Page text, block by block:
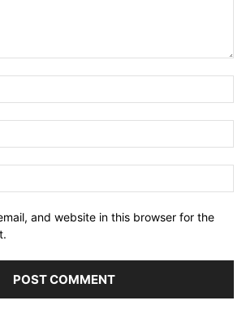
and website in this browser for the